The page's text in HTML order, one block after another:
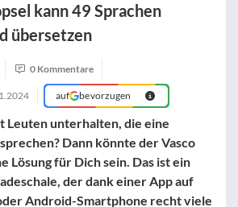
kann 49 Sprachen
übersetzen
0 Kommentare
auf bevorzugen
Leuten unterhalten, die eine
Dann könnte der Vasco
Lösung für Dich sein. Das ist ein
der dank einer App auf
Android-Smartphone recht viele